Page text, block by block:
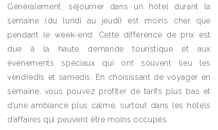
Généralement, séjourner dans un hôtel durant la
semaine (du lundi au jeudi) est moins cher que
pendant le week-end. Cette différence de prix est
due à la haute demande touristique et aux
événements spéciaux qui ont souvent lieu les
vendredis et samedis. En choisissant de voyager en
semaine, vous pouvez profiter de tarifs plus bas et
d’une ambiance plus calme, surtout dans les hôtels
d’affaires qui peuvent être moins occupés.